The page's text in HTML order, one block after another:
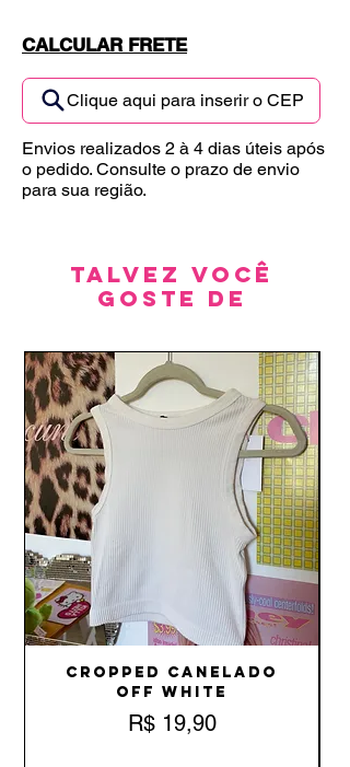
CALCULAR FRETE
Clique aqui para inserir o CEP
Envios realizados 2 à 4 dias úteis após
o pedido. Consulte o prazo de envio
para sua região.
Talvez você
goste de
Cropped Canelado
Off White
Preço
R$ 19,90